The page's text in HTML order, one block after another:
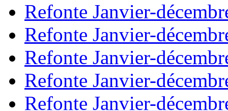
Refonte Janvier-
Refonte Janvier-
Refonte Janvier-
Refonte Janvier-
Refonte Janvier-